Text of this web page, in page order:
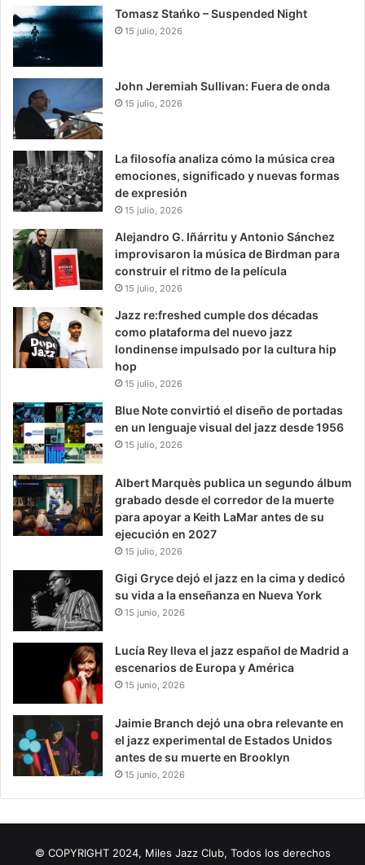
Tomasz Stańko – Suspended Night
15 julio, 2026
John Jeremiah Sullivan: Fuera de onda
15 julio, 2026
La filosofía analiza cómo la música crea
emociones, significado y nuevas formas
de expresión
15 julio, 2026
Alejandro G. Iñárritu y Antonio Sánchez
improvisaron la música de Birdman para
construir el ritmo de la película
15 julio, 2026
Jazz re:freshed cumple dos décadas
como plataforma del nuevo jazz
londinense impulsado por la cultura hip
hop
15 julio, 2026
Blue Note convirtió el diseño de portadas
en un lenguaje visual del jazz desde 1956
15 julio, 2026
Albert Marquès publica un segundo álbum
grabado desde el corredor de la muerte
para apoyar a Keith LaMar antes de su
ejecución en 2027
15 julio, 2026
Gigi Gryce dejó el jazz en la cima y dedicó
su vida a la enseñanza en Nueva York
15 junio, 2026
Lucía Rey lleva el jazz español de Madrid a
escenarios de Europa y América
15 junio, 2026
Jaimie Branch dejó una obra relevante en
el jazz experimental de Estados Unidos
antes de su muerte en Brooklyn
15 junio, 2026
© COPYRIGHT 2024, Miles Jazz Club, Todos los derechos